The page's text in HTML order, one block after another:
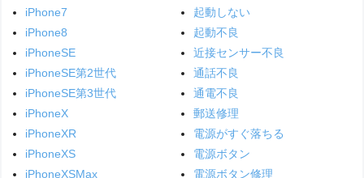
iPhone7
iPhone8
iPhoneSE
iPhoneSE第2世代
iPhoneSE第3世代
iPhoneX
iPhoneXR
iPhoneXS
iPhoneXSMax
起動しない
起動不良
近接センサー不良
通話不良
通電不良
郵送修理
電源がすぐ落ちる
電源ボタン
電源ボタン修理